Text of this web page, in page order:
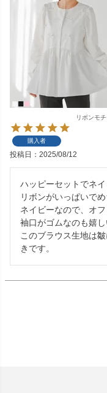
リボンモ
購入者
投稿日 2025/08/12
ハッピーセットでネイ
リボンがいっぱいで
ネイビーなので、オ
袖口がゴムなのも嬉し
このブラウス生地は
きです。